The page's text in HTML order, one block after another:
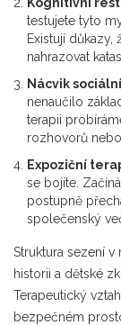
testujete tyto
Existují
nahrazovat
Nácvik
nenaučilo
terapii
rozhovorů nebo
Expoziční
se bojíte.
postupně
společenský
Struktura sezení v
historii a dětské
Terapeutický
bezpečném